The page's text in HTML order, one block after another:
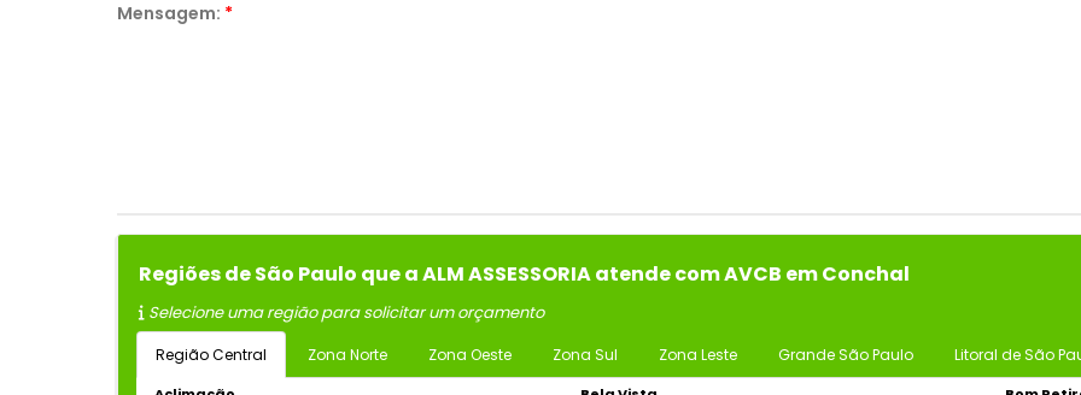
Mensagem: *
Regiões de São Paulo que a ALM ASSESSORIA atende com AVCB em Conchal
Selecione uma região para solicitar um orçamento
Região Central Zona Norte Zona Oeste Zona Sul Zona Leste Grande São Paulo Litoral de São